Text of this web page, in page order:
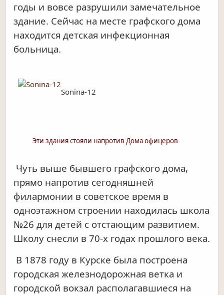
годы и вовсе разрушили замечательное
здание. Сейчас на месте графского дома
находится детская инфекционная
больница.
Sonina-12
Эти здания стояли напротив Дома офицеров
Чуть выше бывшего графского дома,
прямо напротив сегодняшней
филармонии в советское время в
одноэтажном строении находилась школа
№26 для детей с отстающим развитием.
Школу снесли в 70-х годах прошлого века.
В 1878 году в Курске была построена
городская железнодорожная ветка и
городской вокзал располагавшиеся на